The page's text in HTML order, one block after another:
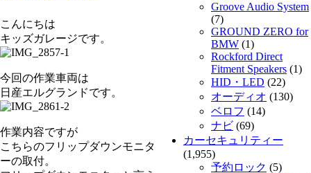
こんにちは
キッズガレージです。
今回の作業車両は
日産エルグランドです。
作業内容ですが
こちらのフリップダウンモニタ
ーの取付。
Groove Audio System
(7)
GROUND ZERO for
BMW (1)
Rockford Direct
Fitment Speakers (1)
HID・LED (22)
オーディオ (130)
ベロフ (14)
ナビ (69)
カーセキュリティー
(1,955)
予約ロック (5)